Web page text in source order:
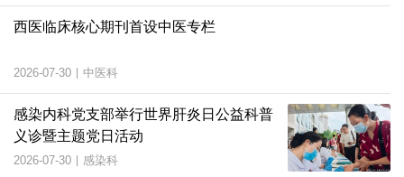
西医临床核心期刊首设中医专栏
2026-07-30 | 中医科
感染内科党支部举行世界肝炎日公益科普
义诊暨主题党日活动
2026-07-30 | 感染科